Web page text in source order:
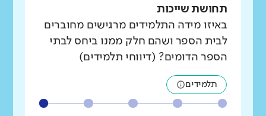
תחושת שייכות
באיזו מידה התלמידים מרגישים מחוברים
לבית הספר ושהם חלק ממנו ביחס לבתי
הספר הדומים? (דיווחי תלמידים)
תלמידים